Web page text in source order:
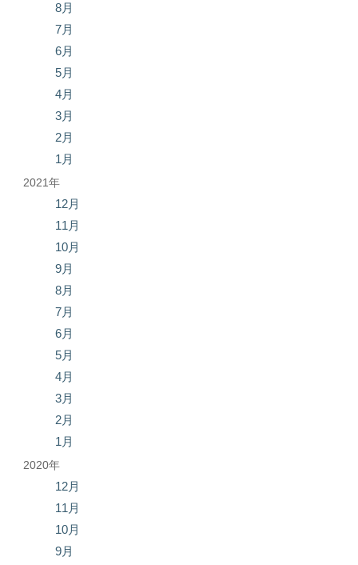
8月
7月
6月
5月
4月
3月
2月
1月
2021年
12月
11月
10月
9月
8月
7月
6月
5月
4月
3月
2月
1月
2020年
12月
11月
10月
9月